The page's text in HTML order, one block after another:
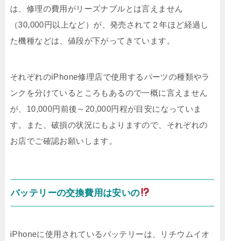
は、修理の費用がリーズナブルとは言えません
（30,000円以上など）が、発売されて２年ほど経過し
た機種などは、値段が下がってきています。
それぞれのiPhone修理店で使用するパーツの種類やラ
ンクを分けているところもあるので一概に言えません
が、10,000円前後～20,000円程が目安になっていま
す。また、破損の状況にもよりますので、それぞれの
お店でご確認お願いします。
バッテリーの交換費用は安いの
iPhoneに使用されているバッテリーは、リチウムイオ